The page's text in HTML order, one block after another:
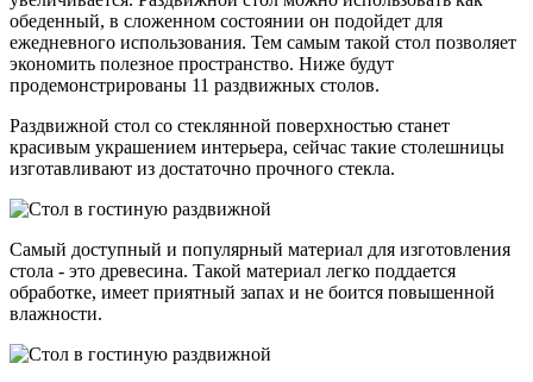
обеденный, в сложенном состоянии он подойдет для
ежедневного использования. Тем самым такой стол позволяет
экономить полезное пространство. Ниже будут
продемонстрированы 11 раздвижных столов.
Раздвижной стол со стеклянной поверхностью станет
красивым украшением интерьера, сейчас такие столешницы
изготавливают из достаточно прочного стекла.
Самый доступный и популярный материал для изготовления
стола - это древесина. Такой материал легко поддается
обработке, имеет приятный запах и не боится повышенной
влажности.